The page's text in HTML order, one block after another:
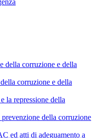
della corruzione e della
corruzione e della
la repressione della
della corruzione
ed atti di adeguamento a